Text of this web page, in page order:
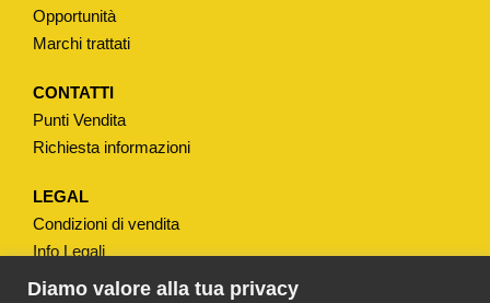
Diamo valore alla tua privacy
M
u
a
n
Opportunità
Marchi trattati
CONTATTI
Punti Vendita
Richiesta informazioni
LEGAL
Condizioni di vendita
Info Legali
Note Legali